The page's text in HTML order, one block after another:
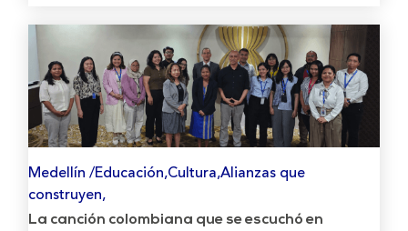
Medellín /Educación,Cultura,Alianzas que
construyen,
La canción colombiana que se escuchó en